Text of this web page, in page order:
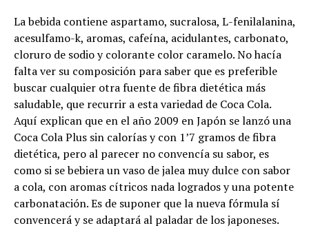
La bebida contiene aspartamo, sucralosa, L-fenilalanina,
acesulfamo-k, aromas, cafeína, acidulantes, carbonato,
cloruro de sodio y colorante color caramelo. No hacía
falta ver su composición para saber que es preferible
buscar cualquier otra fuente de fibra dietética más
saludable, que recurrir a esta variedad de Coca Cola.
Aquí explican que en el año 2009 en Japón se lanzó una
Coca Cola Plus sin calorías y con 1’7 gramos de fibra
dietética, pero al parecer no convencía su sabor, es
como si se bebiera un vaso de jalea muy dulce con sabor
a cola, con aromas cítricos nada logrados y una potente
carbonatación. Es de suponer que la nueva fórmula sí
convencerá y se adaptará al paladar de los japoneses.